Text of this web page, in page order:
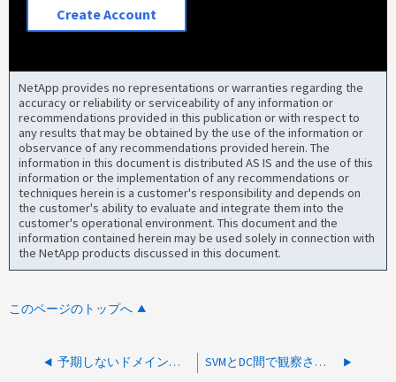
Create Account
NetApp provides no representations or warranties regarding the
accuracy or reliability or serviceability of any information or
recommendations provided in this publication or with respect to
any results that may be obtained by the use of the information or
observance of any recommendations provided herein. The
information in this document is distributed AS IS and the use of this
information or the implementation of any recommendations or
techniques herein is a customer's responsibility and depends on
the customer's ability to evaluate and integrate them into the
customer's operational environment. This document and the
information contained herein may be used solely in connection with
the NetApp products discussed in this document.
このページのトップへ
予期しないドメインからユーザーを返す3方向のドメイン信頼 SVMとDC間で観察される時間スキューエラー